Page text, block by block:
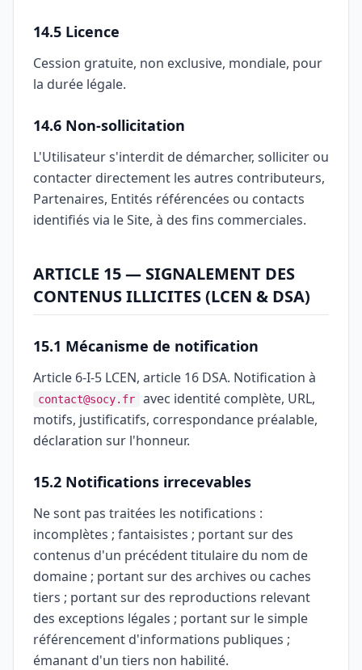
14.5 Licence
Cession gratuite, non exclusive, mondiale, pour
la durée légale.
14.6 Non-sollicitation
L'Utilisateur s'interdit de démarcher, solliciter ou
contacter directement les autres contributeurs,
Partenaires, Entités référencées ou contacts
identifiés via le Site, à des fins commerciales.
ARTICLE 15 — SIGNALEMENT DES
CONTENUS ILLICITES (LCEN & DSA)
15.1 Mécanisme de notification
Article 6-I-5 LCEN, article 16 DSA. Notification à
contact@socy.fr
avec identité complète, URL,
motifs, justificatifs, correspondance préalable,
déclaration sur l'honneur.
15.2 Notifications irrecevables
Ne sont pas traitées les notifications :
incomplètes ; fantaisistes ; portant sur des
contenus d'un précédent titulaire du nom de
domaine ; portant sur des archives ou caches
tiers ; portant sur des reproductions relevant
des exceptions légales ; portant sur le simple
référencement d'informations publiques ;
émanant d'un tiers non habilité.